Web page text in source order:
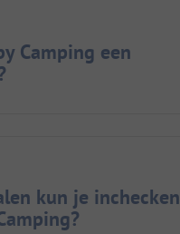
Camping een
kun je inchecken